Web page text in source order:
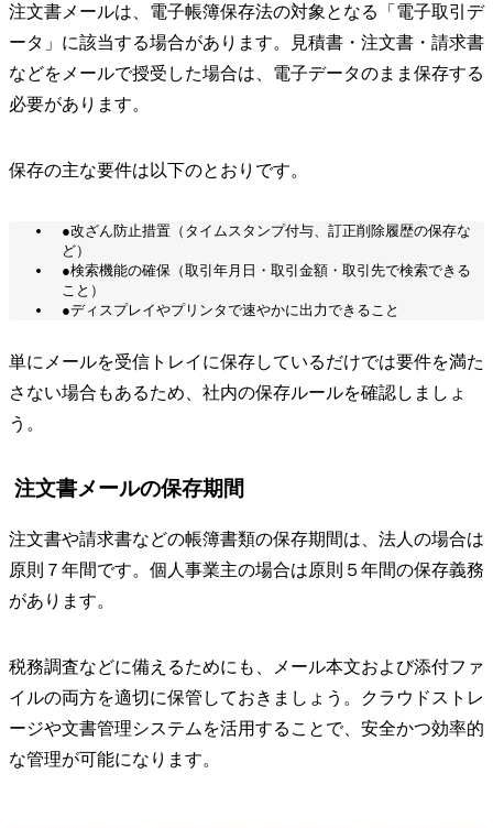
注文書メールは、電子帳簿保存法の対象となる「電子取引デ
ータ」に該当する場合があります。見積書・注文書・請求書
などをメールで授受した場合は、電子データのまま保存する
必要があります。
保存の主な要件は以下のとおりです。
●改ざん防止措置（タイムスタンプ付与、訂正削除履歴の保存な
ど）
●検索機能の確保（取引年月日・取引金額・取引先で検索できる
こと）
●ディスプレイやプリンタで速やかに出力できること
単にメールを受信トレイに保存しているだけでは要件を満た
さない場合もあるため、社内の保存ルールを確認しましょ
う。
注文書メールの保存期間
注文書や請求書などの帳簿書類の保存期間は、法人の場合は
原則７年間です。個人事業主の場合は原則５年間の保存義務
があります。
税務調査などに備えるためにも、メール本文および添付ファ
イルの両方を適切に保管しておきましょう。クラウドストレ
ージや文書管理システムを活用することで、安全かつ効率的
な管理が可能になります。